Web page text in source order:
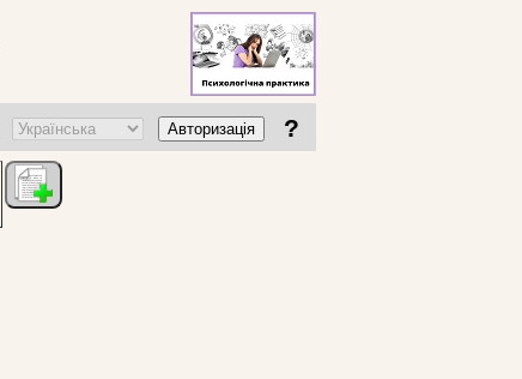
Авторизація ?